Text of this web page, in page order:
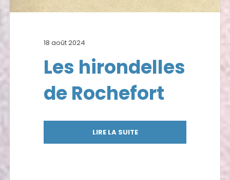
18 août 2024
Les hirondelles
de Rochefort
LIRE LA SUITE